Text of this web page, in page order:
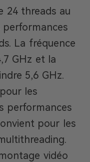
24 threads au
La fréquence
GHz et la
5,6 GHz.
les
performances
pour les
vidéo